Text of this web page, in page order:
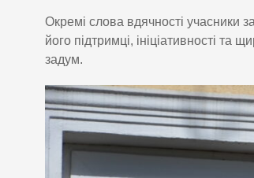
Окремі слова вдячності учасники
його підтримці, ініціативності та
задум.